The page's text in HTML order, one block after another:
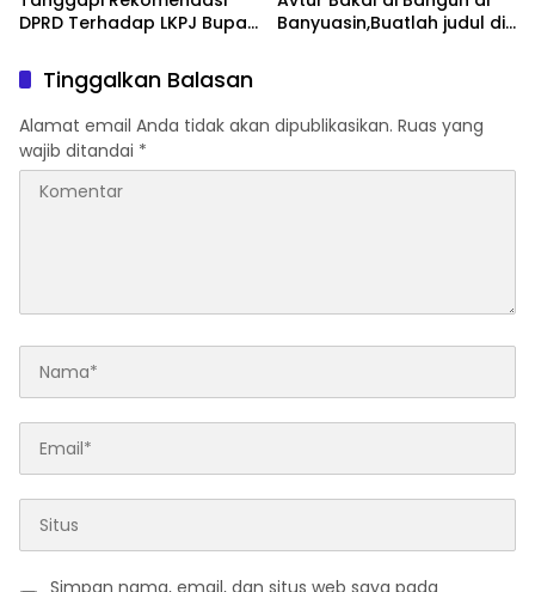
DPRD Terhadap LKPJ Bupati
samping menjadi lebih
menarik
Banyuasin,Buatlah judul di
Tinggalkan Balasan
Alamat email Anda tidak akan dipublikasikan. Ruas yang
wajib ditandai *